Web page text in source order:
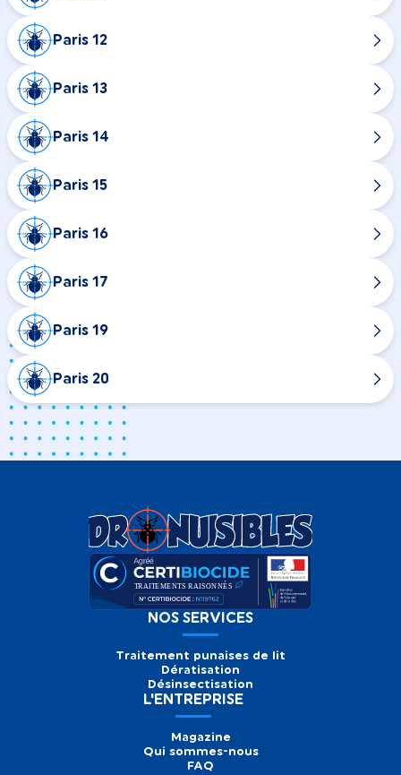
Paris 12
Paris 13
Paris 14
Paris 15
Paris 16
Paris 17
Paris 19
Paris 20
NOS SERVICES
Traitement punaises de lit
Dératisation
Désinsectisation
L'ENTREPRISE
Magazine
Qui sommes-nous
FAQ